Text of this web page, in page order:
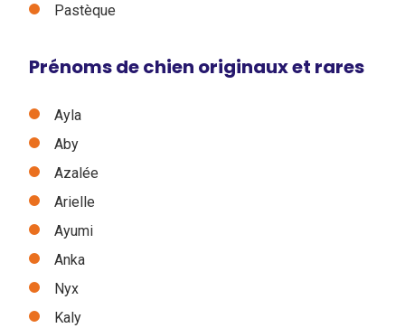
Pastèque
Prénoms de chien originaux et rares
Ayla
Aby
Azalée
Arielle
Ayumi
Anka
Nyx
Kaly